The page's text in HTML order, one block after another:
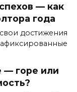
— как
года
достижения
— горе или